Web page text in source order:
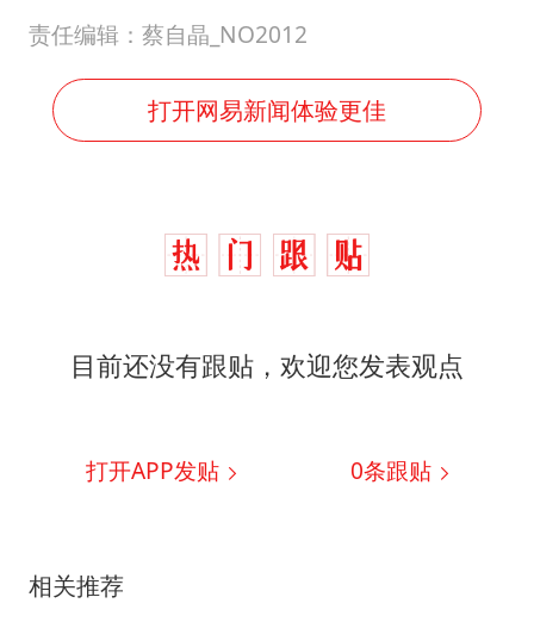
责任编辑：蔡自晶_NO2012
打开网易新闻体验更佳
目前还没有跟贴，欢迎您发表观点
打开APP发贴 0条跟贴
相关推荐